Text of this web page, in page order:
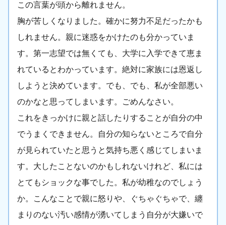
この言葉が頭から離れません。
胸が苦しくなりました。確かに努力不足だったかも
しれません。親に迷惑をかけたのも分かっていま
す。第一志望では無くても、大学に入学できて恵ま
れているとわかっています。絶対に家族には恩返し
しようと決めています。でも、でも、私が全部悪い
のかなと思ってしまいます。ごめんなさい。
これをきっかけに親と話したりすることが自分の中
でうまくできません。自分の知らないところで自分
が見られていたと思うと気持ち悪く感じてしまいま
す。大したことないのかもしれないけれど、私には
とてもショックな事でした。私が幼稚なのでしょう
か。こんなことで親に怒りや、ぐちゃぐちゃで、纏
まりのない汚い感情が湧いてしまう自分が大嫌いで